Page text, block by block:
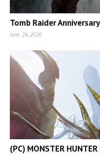
Tomb Raider
June 24, 2026
(PC) MONSTER